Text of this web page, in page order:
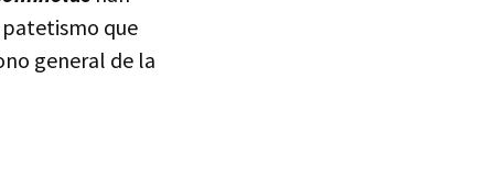
que
general de la